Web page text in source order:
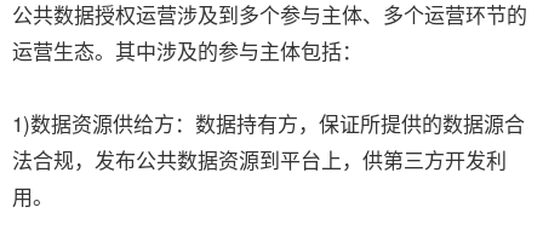
公共数据授权运营涉及到多个参与主体、多个运营环节的
运营生态。其中涉及的参与主体包括：
1)数据资源供给方：数据持有方，保证所提供的数据源合
法合规，发布公共数据资源到平台上，供第三方开发利
用。